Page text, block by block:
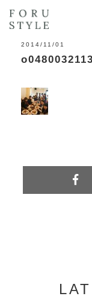
2014/11/01